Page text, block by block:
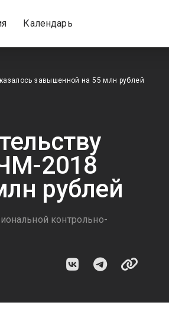
Календарь
завышенной на 55 млн рублей
2018
рублей
контрольно-